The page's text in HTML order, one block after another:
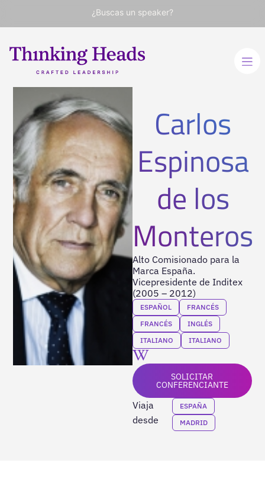
¿Buscas un speaker?
Carlos
Espinosa
de los
Monteros
Alto Comisionado para la
Marca España.
Vicepresidente de Inditex
(2005 – 2012)
ESPAÑOL
FRANCÉS
FRANCÉS
INGLÉS
ITALIANO
ITALIANO
SOLICITAR
CONFERENCIANTE
Viaja
desde
ESPAÑA
MADRID